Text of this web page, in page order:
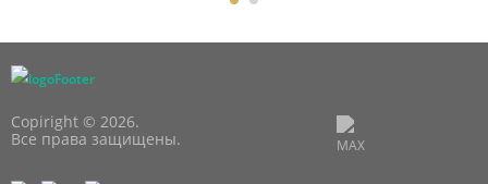
Copiright © 2026.
Все права защищены.